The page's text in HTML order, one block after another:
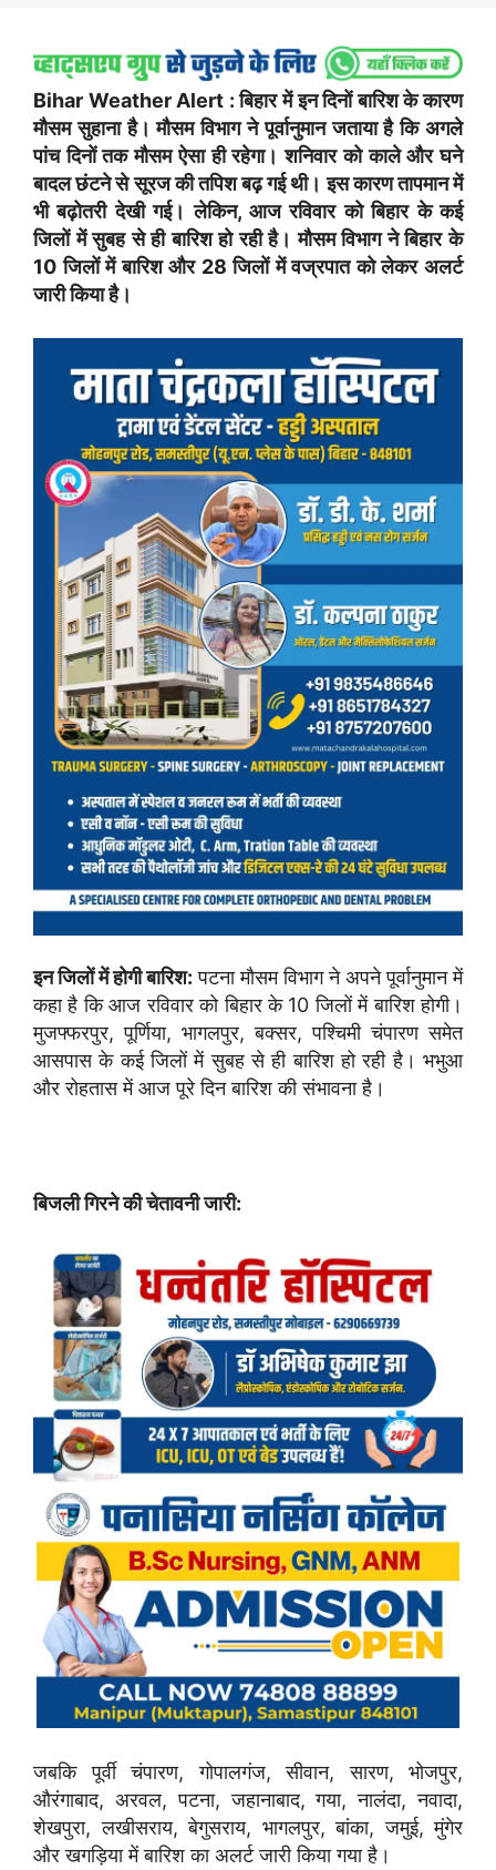
Bihar Weather Alert : बिहार में इन दिनों बारिश के कारण
मौसम सुहाना है। मौसम विभाग ने पूर्वानुमान जताया है कि अगले
पांच दिनों तक मौसम ऐसा ही रहेगा। शनिवार को काले और घने
बादल छंटने से सूरज की तपिश बढ़ गई थी। इस कारण तापमान में
भी बढ़ोतरी देखी गई। लेकिन, आज रविवार को बिहार के कई
जिलों में सुबह से ही बारिश हो रही है। मौसम विभाग ने बिहार के
10 जिलों में बारिश और 28 जिलों में वज्रपात को लेकर अलर्ट
जारी किया है।
इन जिलों में होगी बारिश: पटना मौसम विभाग ने अपने पूर्वानुमान में
कहा है कि आज रविवार को बिहार के 10 जिलों में बारिश होगी।
मुजफ्फरपुर, पूर्णिया, भागलपुर, बक्सर, पश्चिमी चंपारण समेत
आसपास के कई जिलों में सुबह से ही बारिश हो रही है। भभुआ
और रोहतास में आज पूरे दिन बारिश की संभावना है।
बिजली गिरने की चेतावनी जारी:
जबकि पूर्वी चंपारण, गोपालगंज, सीवान, सारण, भोजपुर,
औरंगाबाद, अरवल, पटना, जहानाबाद, गया, नालंदा, नवादा,
शेखपुरा, लखीसराय, बेगुसराय, भागलपुर, बांका, जमुई, मुंगेर
और खगड़िया में बारिश का अलर्ट जारी किया गया है।